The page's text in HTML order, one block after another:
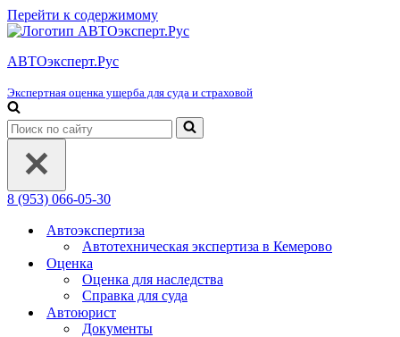
Перейти к содержимому
АВТОэксперт.Рус
Экспертная оценка ущерба для суда и страховой
Искать...
8 (953) 066-05-30
Автоэкспертиза
Автотехническая экспертиза в Кемерово
Оценка
Оценка для наследства
Справка для суда
Автоюрист
Документы